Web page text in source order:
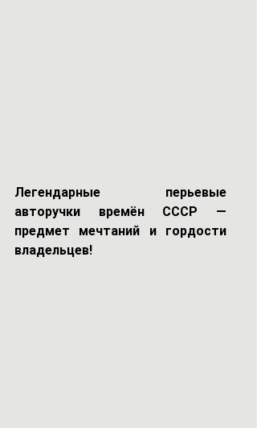
Легендарные перьевые
авторучки времён СССР —
предмет мечтаний и гордости
владельцев!